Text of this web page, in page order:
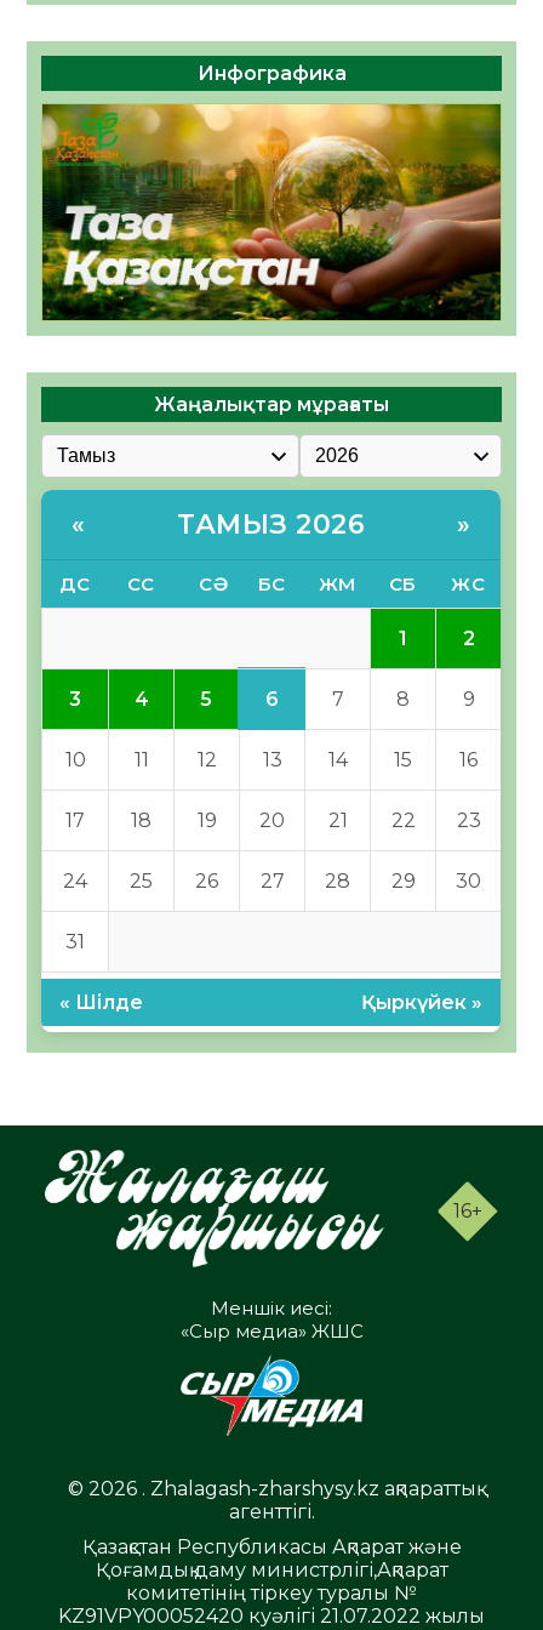
Инфографика
Жаңалықтар мұрағаты
« ТАМЫЗ 2026 »
ДС СС СӘ БС ЖМ СБ ЖС
1 2
3 4 5 6 7 8 9
10 11 12 13 14 15 16
17 18 19 20 21 22 23
24 25 26 27 28 29 30
31
« Шілде Қыркүйек »
16+
Меншік иесі:
«Сыр медиа» ЖШС
© 2026 . Zhalagash-zharshysy.kz ақпараттық
агенттігі.
Қазақстан Республикасы Ақпарат және
Қоғамдық даму министрлігі,Ақпарат
комитетінің тіркеу туралы №
KZ91VPY00052420 куәлігі 21.07.2022 жылы